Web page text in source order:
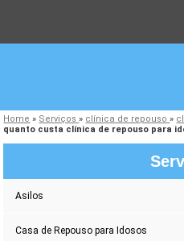
Home » Serviços» clínica de repouso»
quanto custa clínica de repouso para
Asilos
Casa de Repouso para Idosos